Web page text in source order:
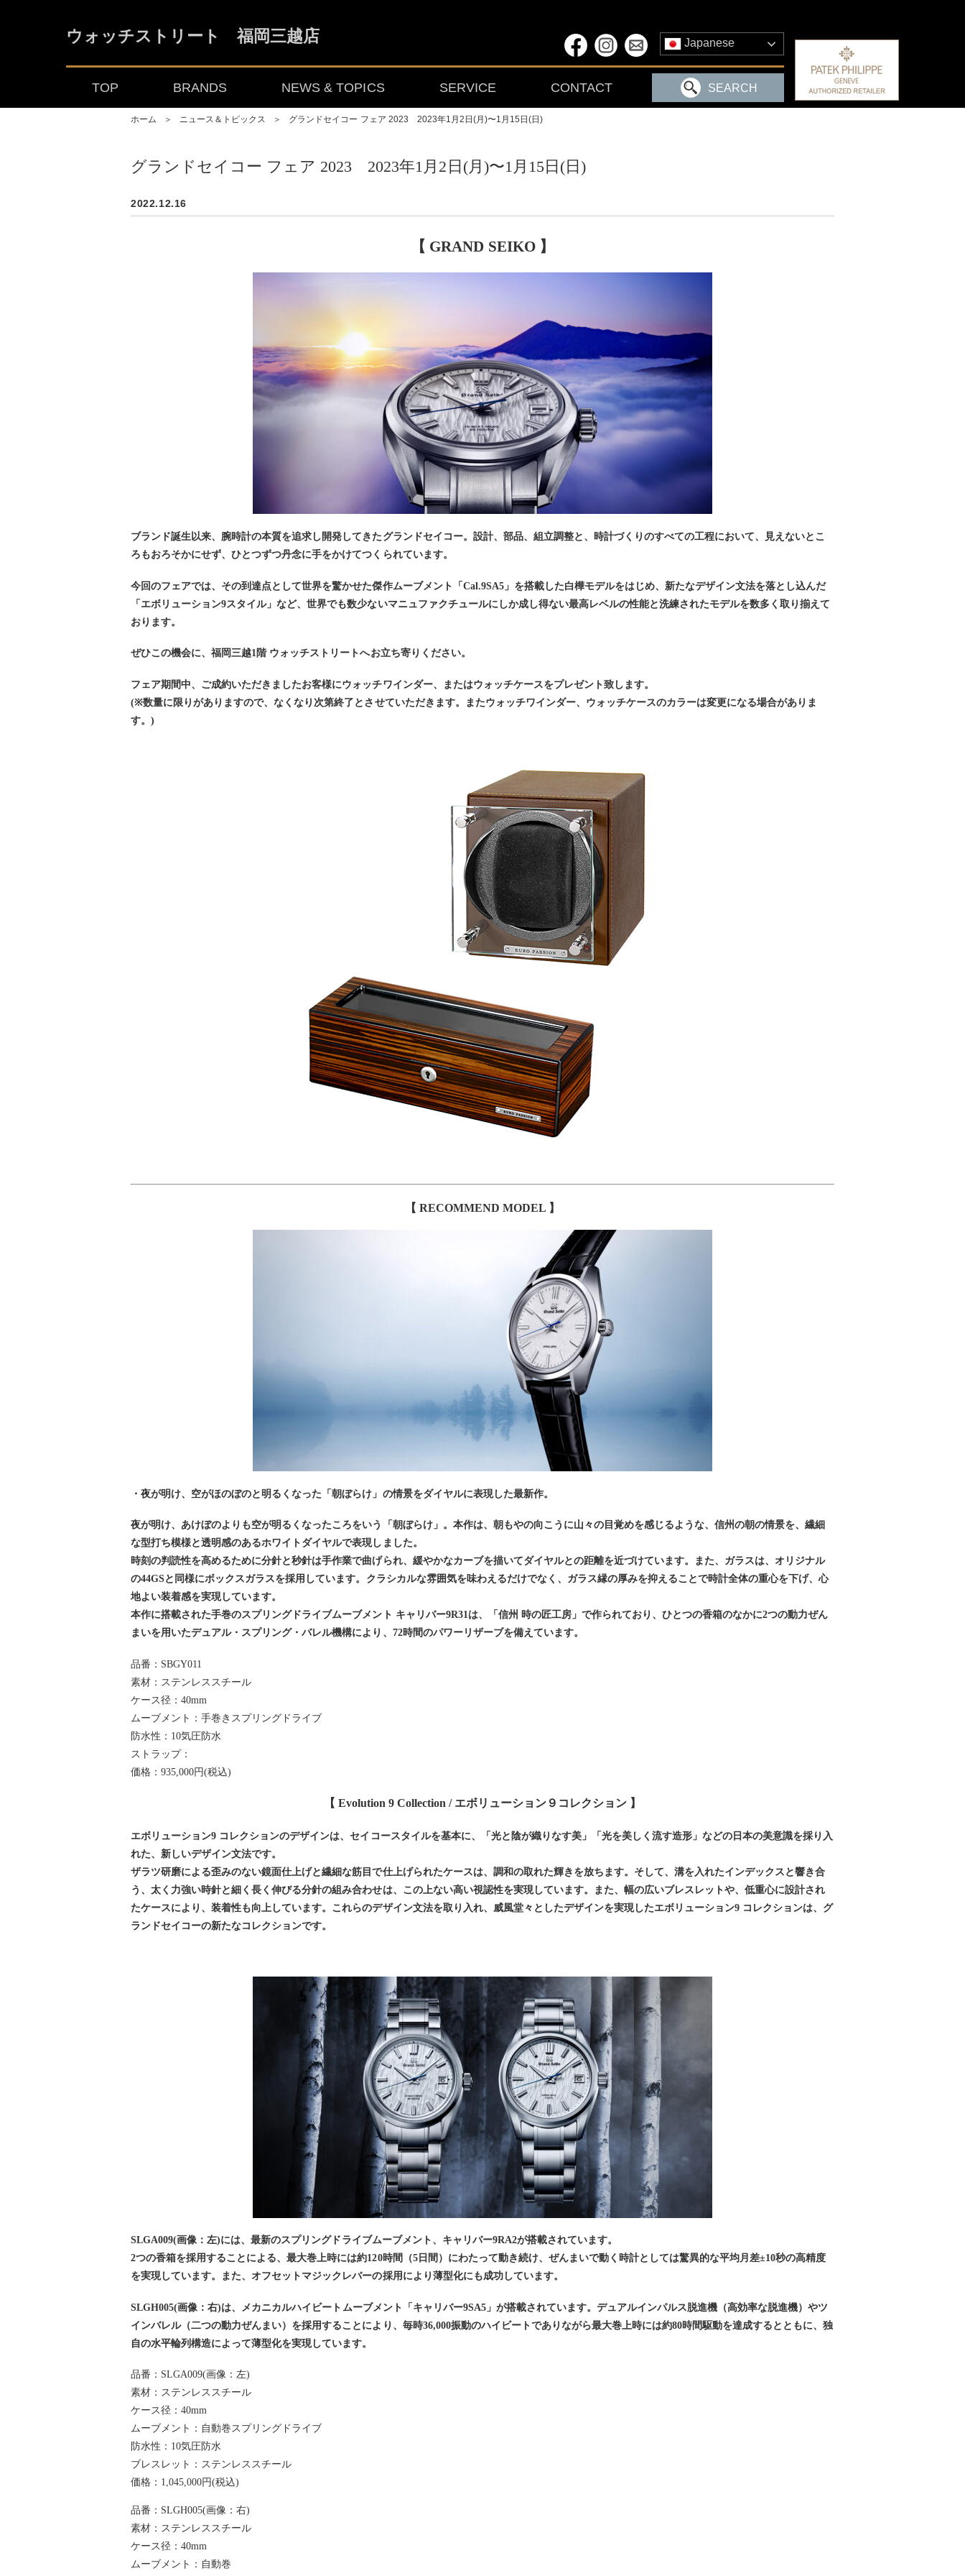
ウォッチストリート 福岡三越店 Japanese
TOP BRANDS NEWS & TOPICS SERVICE CONTACT SEARCH
ホーム ＞ ニュース＆トピックス ＞ グランドセイコー フェア 2023 2023年1月2日(月)〜1月15日(日)
グランドセイコー フェア 2023 2023年1月2日(月)〜1月15日(日)
2022.12.16
【 GRAND SEIKO 】
ブランド誕生以来、腕時計の本質を追求し開発してきたグランドセイコー。設計、部品、組立調整と、時計づくりのすべての工程において、見えないとこ
ろもおろそかにせず、ひとつずつ丹念に手をかけてつくられています。
今回のフェアでは、その到達点として世界を驚かせた傑作ムーブメント「Cal.9SA5」を搭載した白樺モデルをはじめ、新たなデザイン文法を落とし込んだ
「エボリューション9スタイル」など、世界でも数少ないマニュファクチュールにしか成し得ない最高レベルの性能と洗練されたモデルを数多く取り揃えて
おります。
ぜひこの機会に、福岡三越1階 ウォッチストリートへお立ち寄りください。
フェア期間中、ご成約いただきましたお客様にウォッチワインダー、またはウォッチケースをプレゼント致します。
(※数量に限りがありますので、なくなり次第終了とさせていただきます。またウォッチワインダー、ウォッチケースのカラーは変更になる場合がありま
す。)
【 RECOMMEND MODEL 】
・夜が明け、空がほのぼのと明るくなった「朝ぼらけ」の情景をダイヤルに表現した最新作。
夜が明け、あけぼのよりも空が明るくなったころをいう「朝ぼらけ」。本作は、朝もやの向こうに山々の目覚めを感じるような、信州の朝の情景を、繊細
な型打ち模様と透明感のあるホワイトダイヤルで表現しました。
時刻の判読性を高めるために分針と秒針は手作業で曲げられ、緩やかなカーブを描いてダイヤルとの距離を近づけています。また、ガラスは、オリジナル
の44GSと同様にボックスガラスを採用しています。クラシカルな雰囲気を味わえるだけでなく、ガラス縁の厚みを抑えることで時計全体の重心を下げ、心
地よい装着感を実現しています。
本作に搭載された手巻のスプリングドライブムーブメント キャリバー9R31は、「信州 時の匠工房」で作られており、ひとつの香箱のなかに2つの動力ぜん
まいを用いたデュアル・スプリング・バレル機構により、72時間のパワーリザーブを備えています。
品番：SBGY011
素材：ステンレススチール
ケース径：40mm
ムーブメント：手巻きスプリングドライブ
防水性：10気圧防水
ストラップ：
価格：935,000円(税込)
【 Evolution 9 Collection / エボリューション９コレクション 】
エボリューション9 コレクションのデザインは、セイコースタイルを基本に、「光と陰が織りなす美」「光を美しく流す造形」などの日本の美意識を採り入
れた、新しいデザイン文法です。
ザラツ研磨による歪みのない鏡面仕上げと繊細な筋目で仕上げられたケースは、調和の取れた輝きを放ちます。そして、溝を入れたインデックスと響き合
う、太く力強い時針と細く長く伸びる分針の組み合わせは、この上ない高い視認性を実現しています。また、幅の広いブレスレットや、低重心に設計され
たケースにより、装着性も向上しています。これらのデザイン文法を取り入れ、威風堂々としたデザインを実現したエボリューション9 コレクションは、グ
ランドセイコーの新たなコレクションです。
SLGA009(画像：左)には、最新のスプリングドライブムーブメント、キャリバー9RA2が搭載されています。
2つの香箱を採用することによる、最大巻上時には約120時間（5日間）にわたって動き続け、ぜんまいで動く時計としては驚異的な平均月差±10秒の高精度
を実現しています。また、オフセットマジックレバーの採用により薄型化にも成功しています。
SLGH005(画像：右)は、メカニカルハイビートムーブメント「キャリバー9SA5」が搭載されています。デュアルインパルス脱進機（高効率な脱進機）やツ
インバレル（二つの動力ぜんまい）を採用することにより、毎時36,000振動のハイビートでありながら最大巻上時には約80時間駆動を達成するとともに、独
自の水平輪列構造によって薄型化を実現しています。
品番：SLGA009(画像：左)
素材：ステンレススチール
ケース径：40mm
ムーブメント：自動巻スプリングドライブ
防水性：10気圧防水
ブレスレット：ステンレススチール
価格：1,045,000円(税込)
品番：SLGH005(画像：右)
素材：ステンレススチール
ケース径：40mm
ムーブメント：自動巻